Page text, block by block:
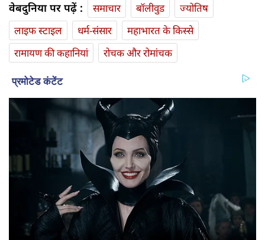
वेबदुनिया पर पढ़ें : समाचार बॉलीवुड
ज्योतिष
लाइफ स्‍टाइल
धर्म-संसार
महाभारत के किस्से
रामायण की कहानियां
रोचक और रोमांचक